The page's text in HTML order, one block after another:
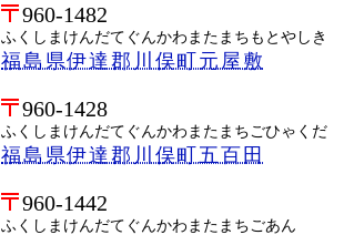
960-1482
ふくしまけんだてぐんかわまたまちもとやしき
福島県伊達郡川俣町元屋敷
960-1428
ふくしまけんだてぐんかわまたまちごひゃくだ
福島県伊達郡川俣町五百田
960-1442
ふくしまけんだてぐんかわまたまちごあん